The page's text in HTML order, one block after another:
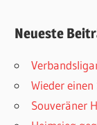
Neueste
Wieder
Souveräner